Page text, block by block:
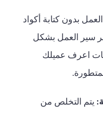
بدون كتابة أكواد
سير العمل بشكل
اعرف عميلك
يتم التخلص من